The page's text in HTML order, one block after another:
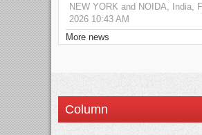
NEW YORK and NOIDA, India,
2026 10:43 AM
More news
Column